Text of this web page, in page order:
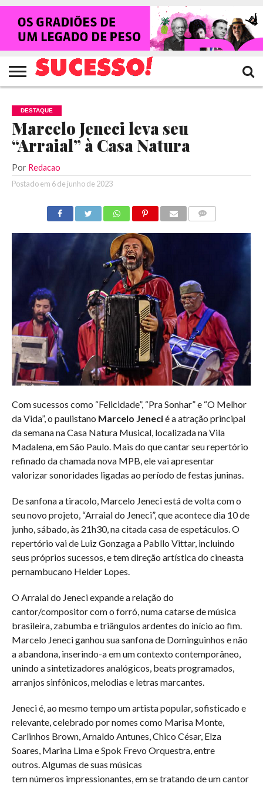
HOME
NOTÍCIAS
SHOWS
ENTREVISTAS
CLIQUES
RANKING
CROWLEY
TV
SUCESSO!
REVISTA
SUCESSO!
DESTAQUE
Marcelo Jeneci leva seu
“Arraial” à Casa Natura
Por Redacao
Postado em 6 de junho de 2023
Com sucessos como “Felicidade”, “Pra Sonhar” e “O Melhor
da Vida”, o paulistano Marcelo Jenecié a atração principal
da semana na Casa Natura Musical, localizada na Vila
Madalena, em São Paulo. Mais do que cantar seu repertório
refinado da chamada nova MPB, ele vai apresentar
valorizar sonoridades ligadas ao período de festas juninas.
De sanfona a tiracolo, Marcelo Jeneci está de volta com o
seu novo projeto, “Arraial do Jeneci”, que acontece dia 10 de
junho, sábado, às 21h30, na citada casa de espetáculos. O
repertório vai de Luiz Gonzaga a Pabllo Vittar, incluindo
seus próprios sucessos, e tem direção artística do cineasta
pernambucano Helder Lopes.
O Arraial do Jeneci expande a relação do
cantor/compositor com o forró, numa catarse de música
brasileira, zabumba e triângulos ardentes do início ao fim.
Marcelo Jeneci ganhou sua sanfona de Dominguinhos e não
a abandona, inserindo-a em um contexto contemporâneo,
unindo a sintetizadores analógicos, beats programados,
arranjos sinfônicos, melodias e letras marcantes.
Jeneci é, ao mesmo tempo um artista popular, sofisticado e
relevante, celebrado por nomes como Marisa Monte,
Carlinhos Brown, Arnaldo Antunes, Chico César, Elza
Soares, Marina Lima e Spok Frevo Orquestra, entre
outros. Algumas de suas músicas
tem números impressionantes, em se tratando de um cantor